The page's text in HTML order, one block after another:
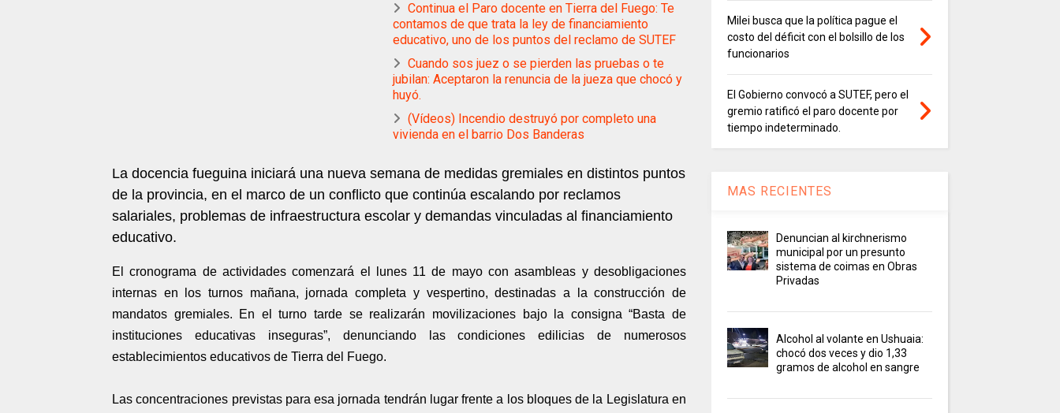
Continua el Paro docente en Tierra del Fuego: Te
contamos de que trata la ley de financiamiento
educativo, uno de los puntos del reclamo de SUTEF
Cuando sos juez o se pierden las pruebas o te
jubilan: Aceptaron la renuncia de la jueza que chocó y
huyó.
(Vídeos) Incendio destruyó por completo una
vivienda en el barrio Dos Banderas
La docencia fueguina iniciará una nueva semana de medidas gremiales en distintos puntos
de la provincia, en el marco de un conflicto que continúa escalando por reclamos
salariales, problemas de infraestructura escolar y demandas vinculadas al financiamiento
educativo.
El cronograma de actividades comenzará el lunes 11 de mayo con asambleas y desobligaciones
internas en los turnos mañana, jornada completa y vespertino, destinadas a la construcción de
mandatos gremiales. En el turno tarde se realizarán movilizaciones bajo la consigna “Basta de
instituciones educativas inseguras”, denunciando las condiciones edilicias de numerosos
establecimientos educativos de Tierra del Fuego.
Las concentraciones previstas para esa jornada tendrán lugar frente a los bloques de la Legislatura en
Milei busca que la política pague el
costo del déficit con el bolsillo de los
funcionarios
El Gobierno convocó a SUTEF, pero el
gremio ratificó el paro docente por
tiempo indeterminado.
MAS RECIENTES
Denuncian al kirchnerismo
municipal por un presunto
sistema de coimas en Obras
Privadas
Alcohol al volante en Ushuaia:
chocó dos veces y dio 1,33
gramos de alcohol en sangre